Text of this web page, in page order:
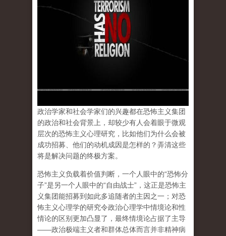
政治学家和社会学家们的兴趣都在恐怖主义集团
的政治和社会背景上，却较少有人会着眼于微观
层次的恐怖主义心理研究，比如他们为什么会被
成功招募、他们的动机成因是怎样的？弄清这些
将是解决问题的终极方案。
恐怖主义负载着价值判断 ，一个人眼中的“恐怖分
子”是另一个人眼中的“自由战士”，这正是恐怖主
义集团能招募到如此多追随者的主因之一；对恐
怖主义心理学的研究令政治心理学中情境论和性
情论的区别更加凸显了，最终情境论占据了主导
——政治极端主义者和群体总体而言并非精神病